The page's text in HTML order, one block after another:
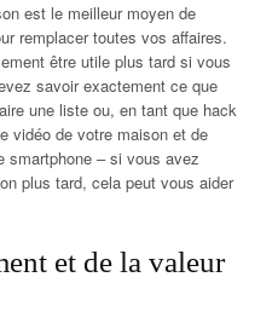
est le meilleur moyen de
remplacer toutes vos affaires.
être utile plus tard si vous
savoir exactement ce que
une liste ou, en tant que hack
vidéo de votre maison et de
smartphone – si vous avez
plus tard, cela peut vous aider
et de la valeur